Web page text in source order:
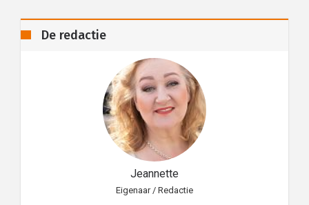
De redactie
Jeannette
Eigenaar / Redactie